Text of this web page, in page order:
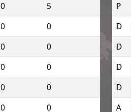
0
5
0
0
0
0
0
0
0
0
0
0
P
D
D
D
D
A